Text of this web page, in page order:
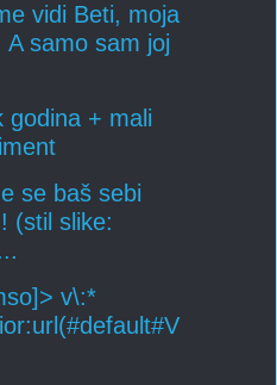
vidi Beti, moja
A samo sam joj
godina + mali
se baš sebi
(stil slike:
v\:*